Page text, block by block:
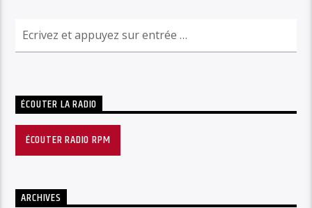
ÉCOUTER LA RADIO
ÉCOUTER RADIO RPM
ARCHIVES